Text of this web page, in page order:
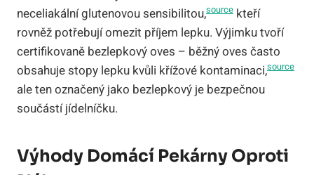
neceliakální glutenovou sensibilitou,source kteří
rovněž potřebují omezit příjem lepku. Výjimku tvoří
certifikovaně bezlepkový oves – běžný oves často
obsahuje stopy lepku kvůli křížové kontaminaci,source
ale ten označený jako bezlepkový je bezpečnou
součástí jídelníčku.
Výhody Domácí Pekárny Oproti